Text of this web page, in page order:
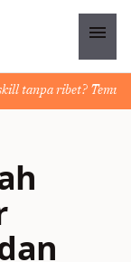
menu
tanpa ribet? Temukan